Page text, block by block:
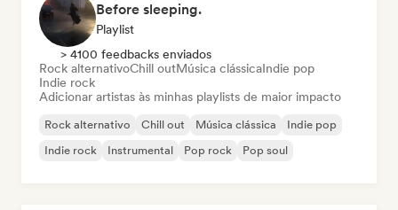
Before sleeping.
Playlist
> 4100 feedbacks enviados
Rock alternativoChill outMúsica clássicaIndie pop
Indie rock
Adicionar artistas às minhas playlists de maior impacto
Rock alternativo Chill out Música clássica
Indie pop
Indie rock
Instrumental Pop rock Pop soul